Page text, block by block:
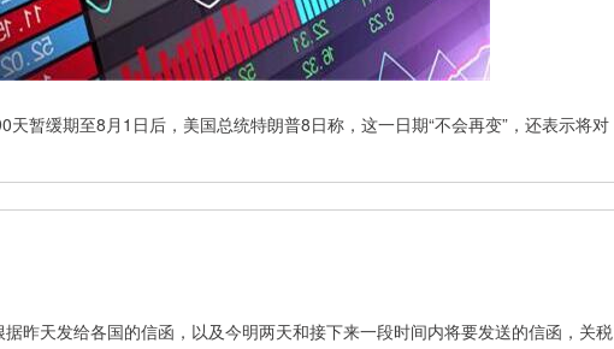
暂缓期至8月1日后，美国总统特朗普8日称，这一日期“不会再变”，还表示将对
昨天发给各国的信函，以及今明两天和接下来一段时间内将要发送的信函，关税